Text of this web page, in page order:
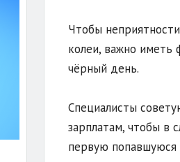
Чтобы
колеи, важно иметь
чёрный день.
Специалисты
зарплатам, чтобы в
первую попавшуюся